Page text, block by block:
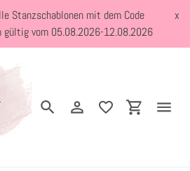
Stanzschablonen mit dem Code
gültig vom 05.08.2026-12.08.2026
x
SuchenEinloggen